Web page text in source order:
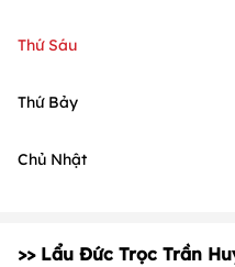
Thứ Sáu
Thứ Bảy
Chủ Nhật
>> Lẩu Đức Trọc Trần